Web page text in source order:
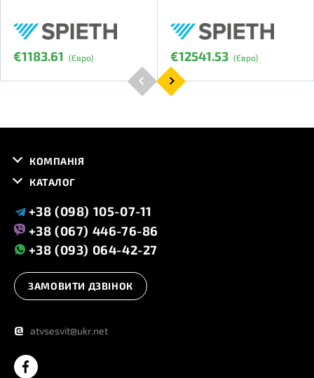
€1183.61 (Євро) €12541.53 (Євро)
КОМПАНІЯ
КАТАЛОГ
+38 (098) 105-07-11
+38 (067) 446-76-86
+38 (093) 064-42-27
ЗАМОВИТИ ДЗВІНОК
@ atvsesvit@ukr.net